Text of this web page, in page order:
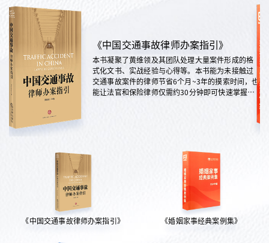
《中国交通事故律师办案指引》
本书凝聚了黄维领及其团队处理大量案件形成的格
式化文书、实战经验与心得等。本书能为未接触过
交通事故案件的律师节省6个月~3年的摸索时间，也
能让法官和保险律师仅需约30分钟即可快速掌握案
《中国交通事故律师办案指引》 《婚姻家事经典案例集》